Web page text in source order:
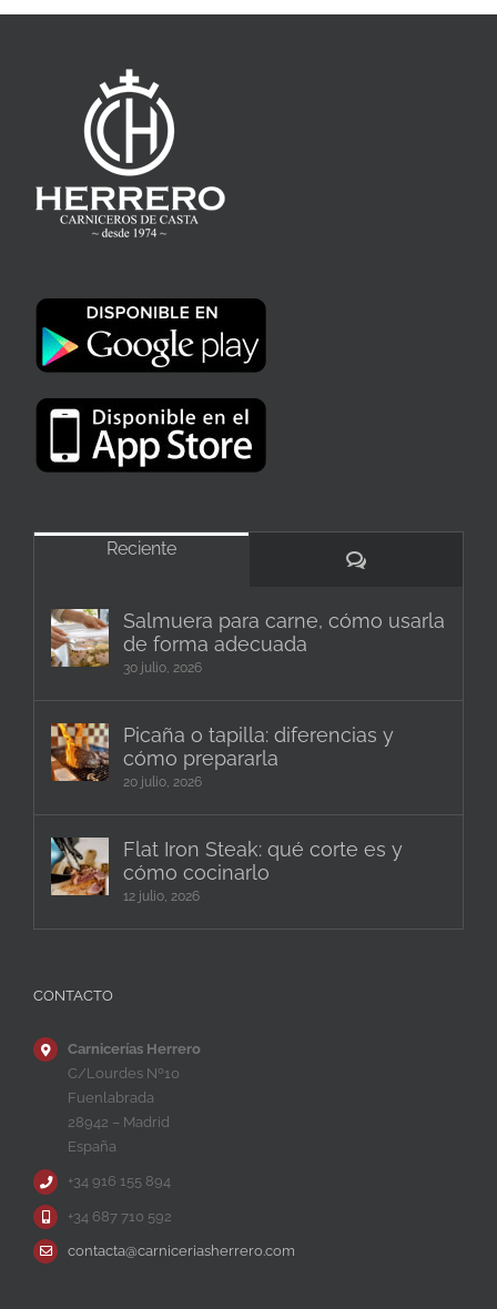
Reciente
Comentarios
Salmuera para carne, cómo usarla
de forma adecuada
30 julio, 2026
Picaña o tapilla: diferencias y
cómo prepararla
20 julio, 2026
Flat Iron Steak: qué corte es y
cómo cocinarlo
12 julio, 2026
CONTACTO
Carnicerías Herrero
C/Lourdes Nº10
Fuenlabrada
28942 – Madrid
España
+34 916 155 894
+34 687 710 592
contacta@carniceriasherrero.com